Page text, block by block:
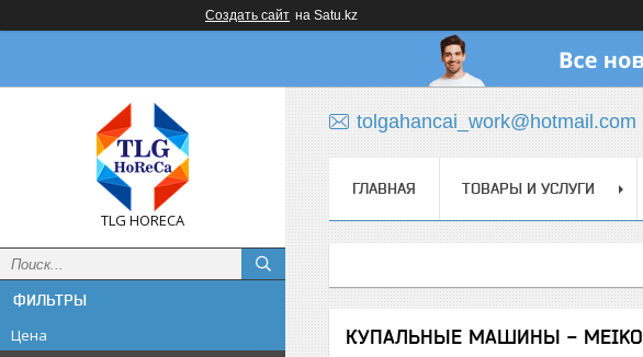
Создать сайт на Satu.kz
TLG HORECA
ФИЛЬТРЫ
Цена
tolgahancai_work@hotmail.com
ГЛАВНАЯ ТОВАРЫ И УСЛУГИ
КУПАЛЬНЫЕ МАШИНЫ - MEIKO